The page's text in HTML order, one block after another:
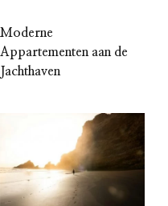
Moderne
Appartementen aan de
Jachthaven